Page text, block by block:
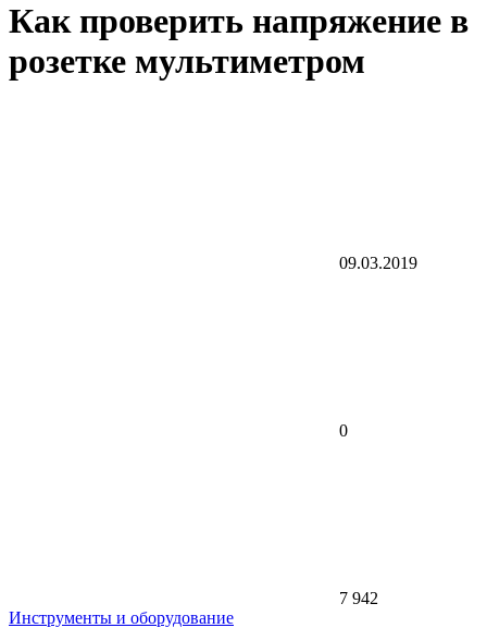
Как проверить напряжение в
розетке мультиметром
09.03.2019
0
7 942
Инструменты и оборудование